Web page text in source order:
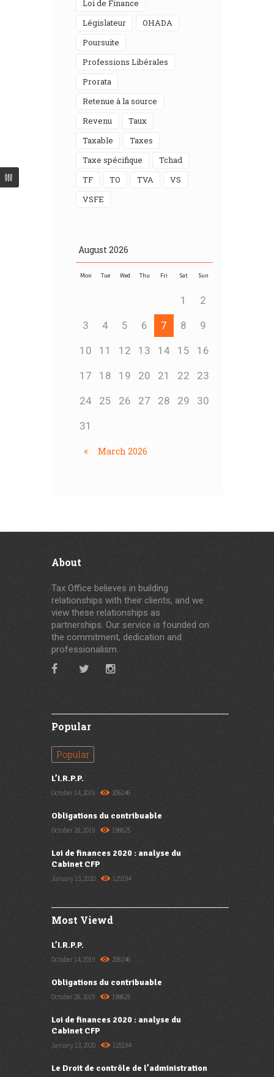
Loi de Finance
Législateur
OHADA
Poursuite
Professions Libérales
Prorata
Retenue à la source
Revenu
Taux
Taxable
taxes
Taxe spécifique
Tchad
TF
TO TVA
VS
VSFE
August 2026
Mon Tue Wed Thu Fri Sat Sun
1 2
3 4 5 6 7 8 9
10 11 12 13 14 15 16
17 18 19 20 21 22 23
24 25 26 27 28 29 30
31
March 2026
About
Tax Office believes in building
relationships with their clients, and we
view these relationships as
partnerships. Our service is founded on
the commitment, dedication and
professionalism.
Popular
Popular
L’I.R.P.P.
October 14, 2019 206246
Obligations du contribuable
October 28, 2019 198625
Loi de finances 2020 : analyse du
Cabinet CFP
January 13, 2020 125194
Most Viewd
L’I.R.P.P.
October 14, 2019 206246
Obligations du contribuable
October 28, 2019 198625
Loi de finances 2020 : analyse du
Cabinet CFP
January 13, 2020 125194
Le Droit de contrôle de l’administration